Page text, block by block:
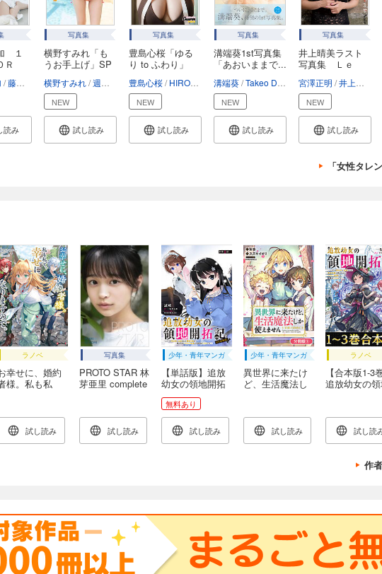
１
Ｒ
藤本和典
読み
写真集
横野すみれ「も
うお手上げ」SP
横野すみれ 週刊SPA!デジタル編集部 唐木貴央
NEW
試し読み
写真集
豊島心桜「ゆる
り to ふわり」
豊島心桜 HIROKAZU
NEW
試し読み
写真集
溝端葵1st写真集
「あおいままで...
溝端葵 Takeo Dec.
NEW
試し読み
写真集
井上晴美ラスト
写真集 Ｌｅ
宮澤正明 井上晴美
NEW
試し読み
「女性タレ
ラノベ
幸せに、婚約
様。私も私
電子特典付
】
試し読み
写真集
PROTO STAR 林
芽亜里 complete
試し読み
少年・青年マンガ
【単話版】追放
幼女の領地開拓
記～シナリオ開
始前に追放され
た悪役令嬢が民
のためにやりた
い放題した結果
無料あり
試し読み
少年・青年マンガ
異世界に来たけ
ど、生活魔法し
冊版】 1巻
試し読み
ラノベ
【合本版1-3
追放幼女の
試し読
作